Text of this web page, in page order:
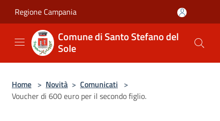
Regione Campania
Comune di Santo Stefano del
Sole
Home > Novità > Comunicati >
Voucher di 600 euro per il secondo figlio.